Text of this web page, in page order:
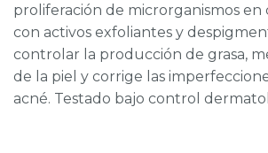
proliferación de microrganismos en
con activos exfoliantes y
controlar la producción de grasa,
de la piel y corrige las
acné. Testado bajo control